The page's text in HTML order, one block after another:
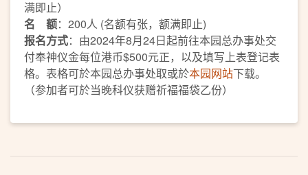
满即止）
名 额：200人 (名额有张，额满即止)
报名方式：由2024年8月24日起前往本园总办事处交
付奉神仪金每位港币$500元正，以及填写上表登记表
格。表格可於本园总办事处取或於本园网站下载。
（参加者可於当晚科仪获赠祈福福袋乙份）